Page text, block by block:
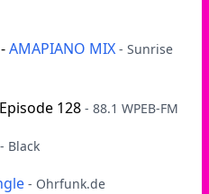
-AMAPIANO MIX - Sunrise
128 - 88.1 WPEB-FM
- Black
- Ohrfunk.de